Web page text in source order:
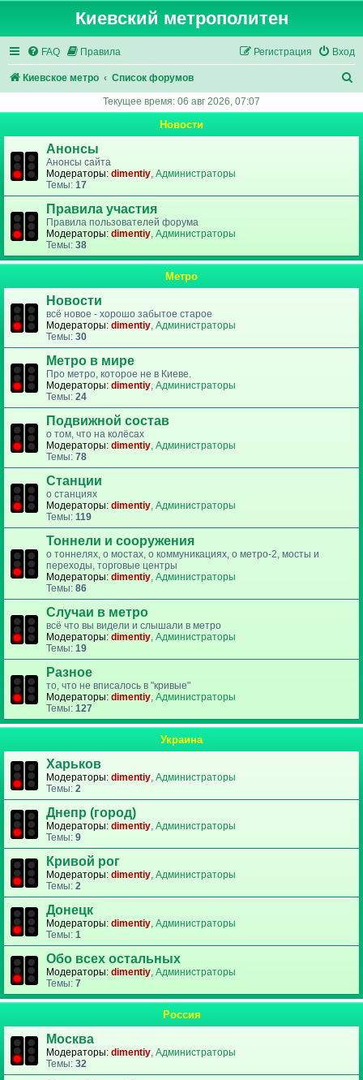
Киевский метрополитен
FAQ Правила Вход
Регистрация
Киевское метро Список форумов
Текущее время: 06 авг 2026, 07:07
Новости
Анонсы
Анонсы сайта
Модераторы: dimentiy, Администраторы
Темы: 17
Правила участия
Правила пользователей форума
Модераторы: dimentiy, Администраторы
Темы: 38
Метро
Новости
всё новое - хорошо забытое старое
Модераторы: dimentiy, Администраторы
Темы: 30
Метро в мире
Про метро, которое не в Киеве.
Модераторы: dimentiy, Администраторы
Темы: 24
Подвижной состав
о том, что на колёсах
Модераторы: dimentiy, Администраторы
Темы: 78
Станции
о станциях
Модераторы: dimentiy, Администраторы
Темы: 119
Тоннели и сооружения
о тоннелях, о мостах, о коммуникациях, о метро-2, мосты и
переходы, торговые центры
Модераторы: dimentiy, Администраторы
Темы: 86
Случаи в метро
всё что вы видели и слышали в метро
Модераторы: dimentiy, Администраторы
Темы: 19
Разное
то, что не вписалось в "кривые"
Модераторы: dimentiy, Администраторы
Темы: 127
Украина
Харьков
Модераторы: dimentiy, Администраторы
Темы: 2
Днепр (город)
Модераторы: dimentiy, Администраторы
Темы: 9
Кривой рог
Модераторы: dimentiy, Администраторы
Темы: 2
Донецк
Модераторы: dimentiy, Администраторы
Темы: 1
Обо всех остальных
Модераторы: dimentiy, Администраторы
Темы: 7
Россия
Москва
Модераторы: dimentiy, Администраторы
Темы: 32